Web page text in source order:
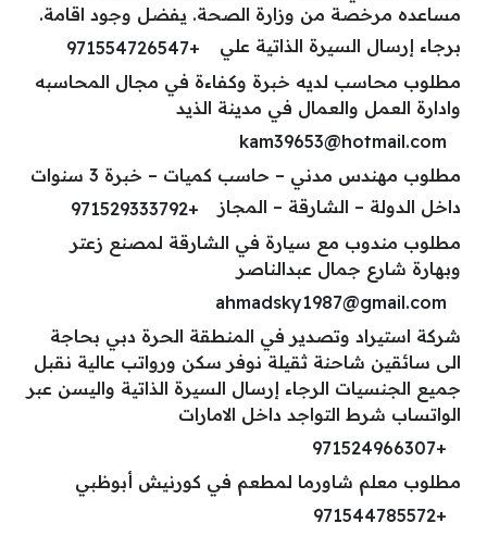
مساعده مرخصة من وزارة الصحة. يفضل وجود اقامة.
برجاء إرسال السيرة الذاتية علي
+971554726547
مطلوب محاسب لديه خبرة وكفاءة في مجال المحاسبه
وادارة العمل والعمال في مدينة الذيد
kam39653@hotmail.com
مطلوب مهندس مدني – حاسب كميات – خبرة 3 سنوات
داخل الدولة – الشارقة – المجاز
+971529333792
مطلوب مندوب مع سيارة في الشارقة لمصنع زعتر
وبهارة شارع جمال عبدالناصر
ahmadsky1987@gmail.com
شركة استيراد وتصدير في المنطقة الحرة دبي بحاجة
الى سائقين شاحنة ثقيلة نوفر سكن ورواتب عالية نقبل
جميع الجنسيات الرجاء إرسال السيرة الذاتية واليسن عبر
الواتساب شرط التواجد داخل الامارات
+971524966307
مطلوب معلم شاورما لمطعم في كورنيش أبوظبي
+971544785572